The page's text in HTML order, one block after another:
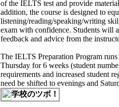
of the IELTS test and provide
addition, the course is designed to
listening/reading/speaking/writing
exam with confidence. Students will
feedback and advice from the
The IELTS Preparation Program
Thursday for 6 weeks (student
requirements and increased student
need be shifted to evenings and
学校のツボ！